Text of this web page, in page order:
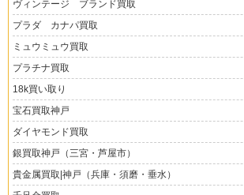
ヴィンテージ ブランド買取
プラダ カナパ買取
ミュウミュウ買取
プラチナ買取
18k買い取り
宝石買取神戸
ダイヤモンド買取
銀買取神戸（三宮・芦屋市）
貴金属買取|神戸（兵庫・須磨・垂水）